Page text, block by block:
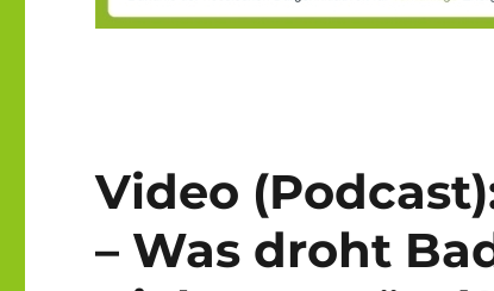
Video
– Was droht